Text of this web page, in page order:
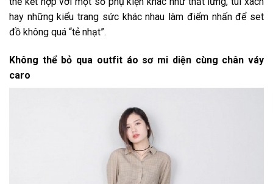
hay những kiểu trang sức khác nhau làm điểm nhấn để set
đồ không quá “tẻ nhạt”.
Không thể bỏ qua outfit áo sơ mi diện cùng chân váy
caro